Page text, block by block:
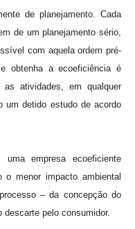
de planejamento. Cada
de um planejamento sério,
com aquela ordem pré-
obtenha a ecoeficiência é
as atividades, em qualquer
um detido estudo de acordo
empresa ecoeficiente
o menor impacto ambiental
– da concepção do
pelo consumidor.